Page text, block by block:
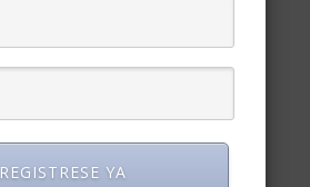
REGISTRESE YA